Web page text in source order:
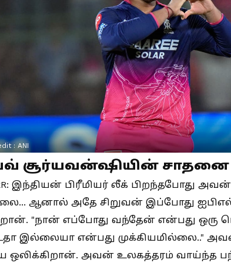
: ANI
சூர்யவன்ஷியின் சாதனை
RR: இந்தியன் பிரீமியர் லீக் பிறந்தபோது அவன்
ஆனால் அதே சிறுவன் இப்போது
"நான் எப்போது வந்தேன் என்பது ஒரு
இல்லையா என்பது முக்கியமில்லை.."
ஒலிக்கிறான். அவன் உலகத்தரம் வாய்ந்த